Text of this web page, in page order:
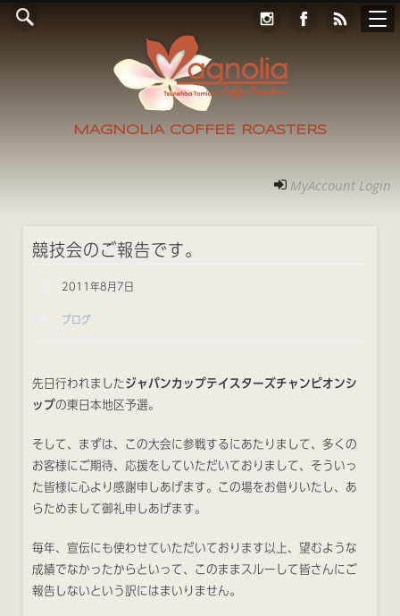
MAGNOLIA COFFEE ROASTERS
ホーム
ご案内
Online Store
フォト
アクセス
コンタクト
RECRUIT
MyAccount Login
MyAccount Login
競技会のご報告です。
2011年8月7日
ブログ
先日行われましたジャパンカップテイスターズチャンピオンシ
ップの東日本地区予選。
そして、まずは、この大会に参戦するにあたりまして、多くの
お客様にご期待、応援をしていただいておりまして、そういっ
た皆様に心より感謝申しあげます。この場をお借りいたし、あ
らためまして御礼申しあげます。
毎年、宣伝にも使わせていただいております以上、望むような
成績でなかったからといって、このままスルーして皆さんにご
報告しないという訳にはまいりません。